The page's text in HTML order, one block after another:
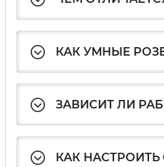
КАК УМНЫЕ
ЗАВИСИТ ЛИ
КАК НАСТРОИТЬ